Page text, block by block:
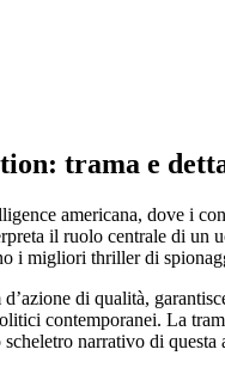
trama e
americana, dove i
il ruolo centrale di un
i migliori thriller di
di qualità,
contemporanei. La
narrativo di questa